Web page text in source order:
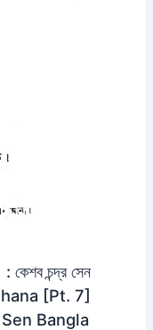
কেশব চন্দ্র সেন
[Pt. 7]
Bangla